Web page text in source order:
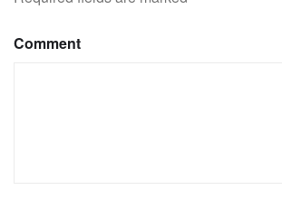
Comment